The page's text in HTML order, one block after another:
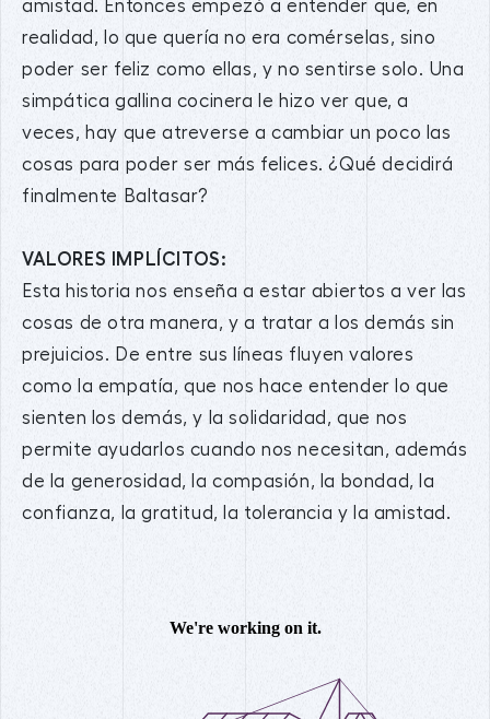
amistad. Entonces empezó a entender que, en
realidad, lo que quería no era comérselas, sino
poder ser feliz como ellas, y no sentirse solo. Una
simpática gallina cocinera le hizo ver que, a
veces, hay que atreverse a cambiar un poco las
cosas para poder ser más felices. ¿Qué decidirá
finalmente Baltasar?
VALORES IMPLÍCITOS:
Esta historia nos enseña a estar abiertos a ver las
cosas de otra manera, y a tratar a los demás sin
prejuicios. De entre sus líneas fluyen valores
como la empatía, que nos hace entender lo que
sienten los demás, y la solidaridad, que nos
permite ayudarlos cuando nos necesitan, además
de la generosidad, la compasión, la bondad, la
confianza, la gratitud, la tolerancia y la amistad.